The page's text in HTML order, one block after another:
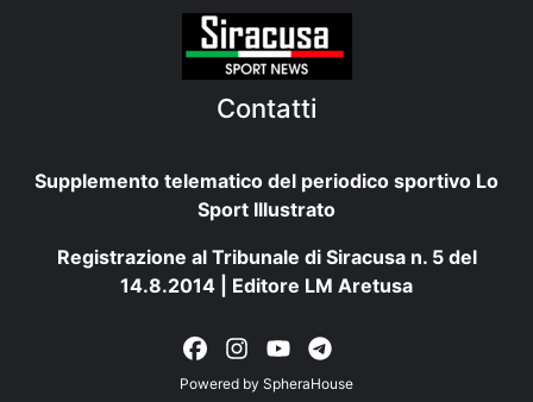
Contatti
Supplemento telematico del periodico sportivo Lo
Sport Illustrato
Registrazione al Tribunale di Siracusa n. 5 del
14.8.2014 | Editore LM Aretusa
Powered by SpheraHouse